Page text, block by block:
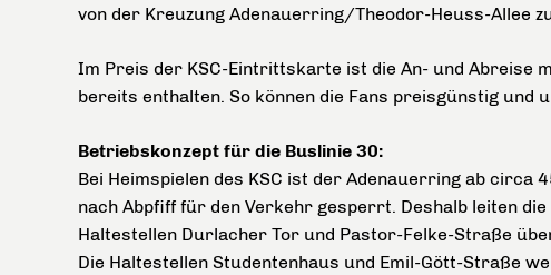
von der Kreuzung Adenauerring/Theodor-Heuss-Allee
Im Preis der KSC-Eintrittskarte ist die An- und Abreise
bereits enthalten. So können die Fans preisgünstig und
Betriebskonzept für die Buslinie 30:
Bei Heimspielen des KSC ist der Adenauerring ab circa
nach Abpfiff für den Verkehr gesperrt. Deshalb leiten
Haltestellen Durlacher Tor und Pastor-Felke-Straße
Die Haltestellen Studentenhaus und Emil-Gött-Straße